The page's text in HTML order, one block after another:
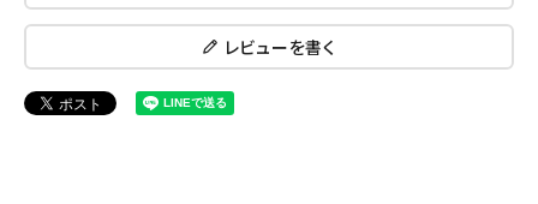
レビューを書く